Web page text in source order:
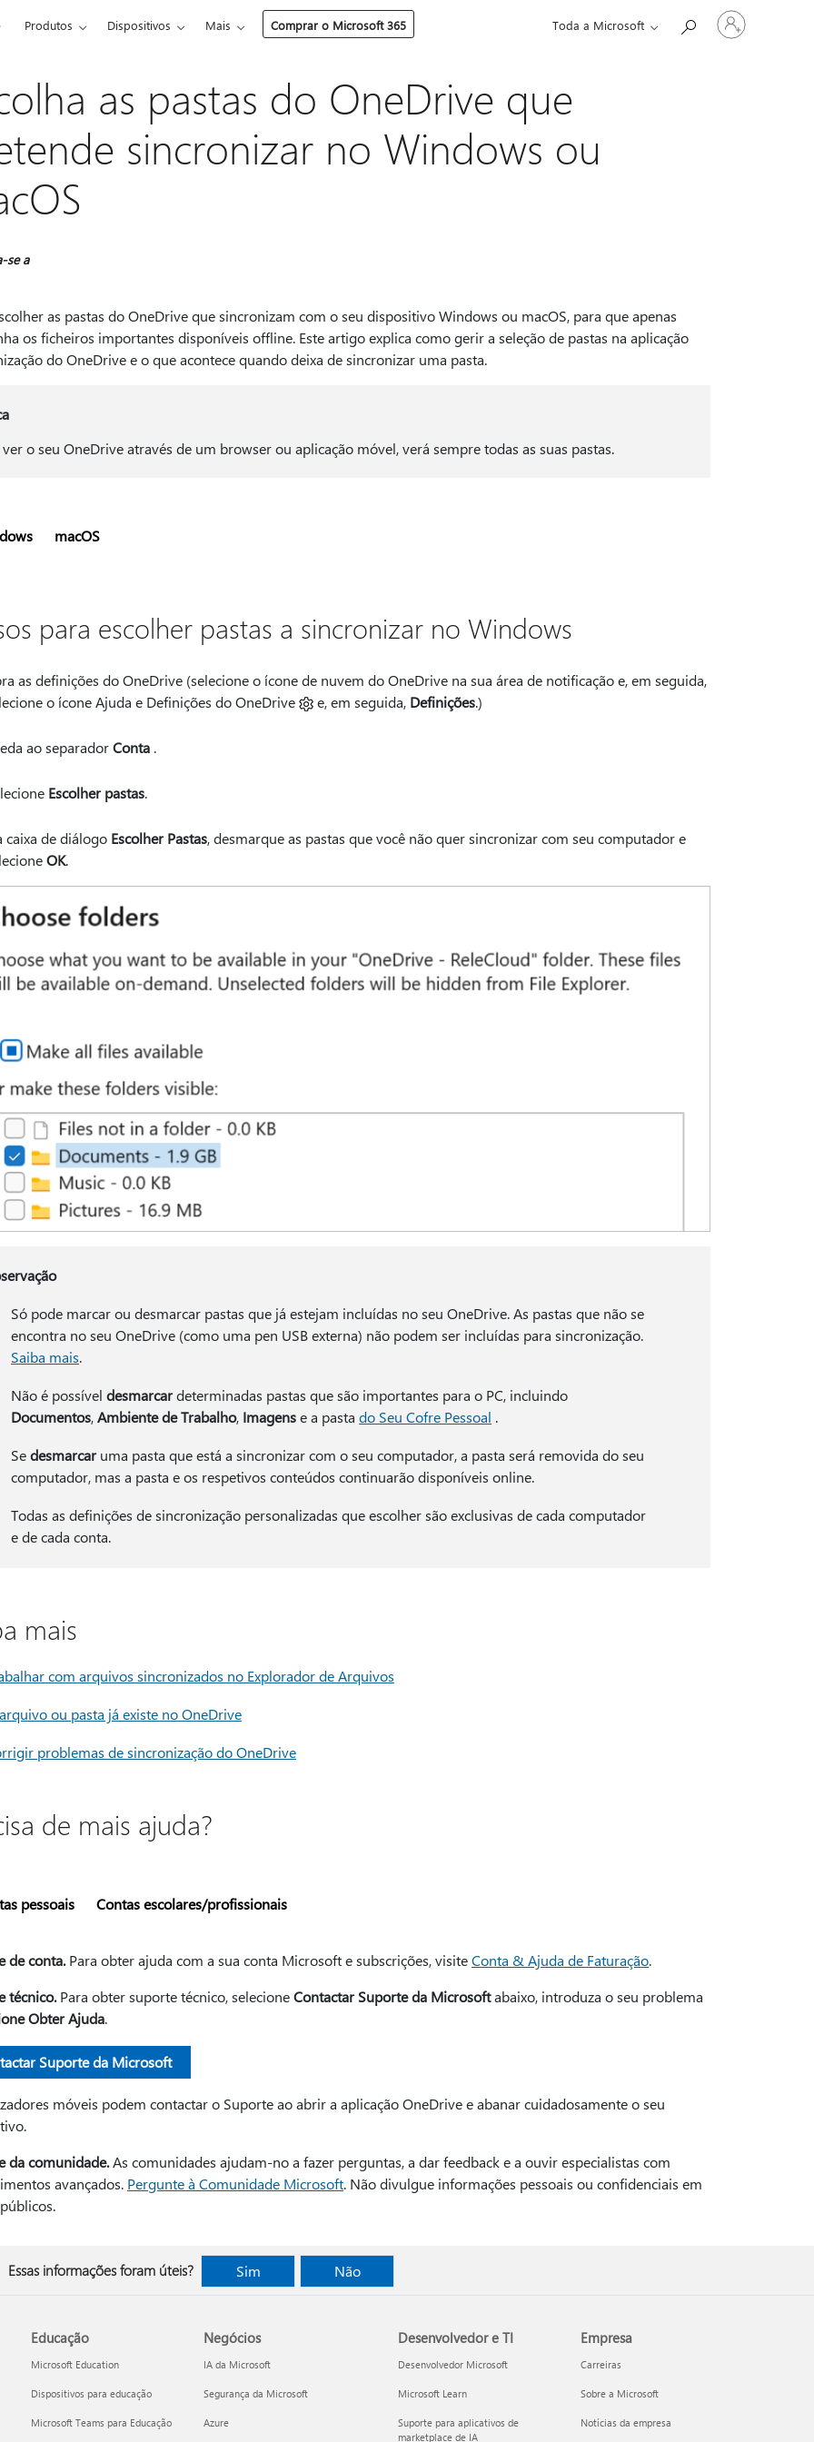
Produtos Dispositivos Mais Comprar o Microsoft 365 Toda a Microsoft
Entre
em
sua
as pastas do OneDrive que
sincronizar no Windows ou
se a
as pastas do OneDrive que sincronizam com o seu dispositivo Windows ou macOS, para que apenas
os ficheiros importantes disponíveis offline. Este artigo explica como gerir a seleção de pastas na aplicação
do OneDrive e o que acontece quando deixa de sincronizar uma pasta.
o seu OneDrive através de um browser ou aplicação móvel, verá sempre todas as suas pastas.
macOS
para escolher pastas a sincronizar no Windows
as definições do OneDrive (selecione o ícone de nuvem do OneDrive na sua área de notificação e, em seguida,
o ícone Ajuda e Definições do OneDrive
e, em seguida, Definições.)
ao separadorConta .
Escolher pastas.
caixa de diálogo Escolher Pastas, desmarque as pastas que você não quer sincronizar com seu computador e
OK.
Só pode marcar ou desmarcar pastas que já estejam incluídas no seu OneDrive. As pastas que não se
encontra no seu OneDrive (como uma pen USB externa) não podem ser incluídas para sincronização.
Saiba mais.
Não é possíveldesmarcardeterminadas pastas que são importantes para o PC, incluindo
Documentos,Ambiente de Trabalho, Imagense a pastado Seu Cofre Pessoal .
Sedesmarcaruma pasta que está a sincronizar com o seu computador, a pasta será removida do seu
computador, mas a pasta e os respetivos conteúdos continuarão disponíveis online.
Todas as definições de sincronização personalizadas que escolher são exclusivas de cada computador
e de cada conta.
mais
com arquivos sincronizados no Explorador de Arquivos
ou pasta já existe no OneDrive
problemas de sincronização do OneDrive
de mais ajuda?
pessoais Contas escolares/profissionais
de conta.Para obter ajuda com a sua conta Microsoft e subscrições, visiteConta & Ajuda de Faturação.
técnico.Para obter suporte técnico, selecioneContactar Suporte da Microsoftabaixo, introduza o seu problema
Obter Ajuda.
Suporte da Microsoft
móveis podem contactar o Suporte ao abrir a aplicação OneDrive e abanar cuidadosamente o seu
da comunidade.As comunidades ajudam-no a fazer perguntas, a dar feedback e a ouvir especialistas com
avançados. Pergunte à Comunidade Microsoft. Não divulgue informações pessoais ou confidenciais em
Essas informações foram úteis? Sim Não
Educação
Microsoft Education
Dispositivos para educação
Microsoft Teams para Educação
Negócios
IA da Microsoft
Segurança da Microsoft
Azure
Desenvolvedor e TI
Desenvolvedor Microsoft
Microsoft Learn
Suporte para aplicativos de
marketplace de IA
Empresa
Carreiras
Sobre a Microsoft
Notícias da empresa